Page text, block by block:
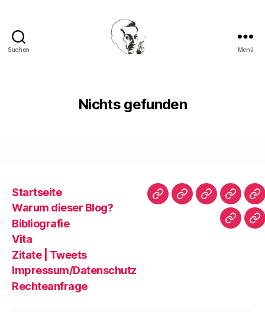
Suchen Menü
Nichts gefunden
Startseite
Warum dieser Blog?
Bibliografie
Vita
Zitate | Tweets
Impressum/Datenschutz
Rechteanfrage
Startseite
WarumBibliografie
Vita
|